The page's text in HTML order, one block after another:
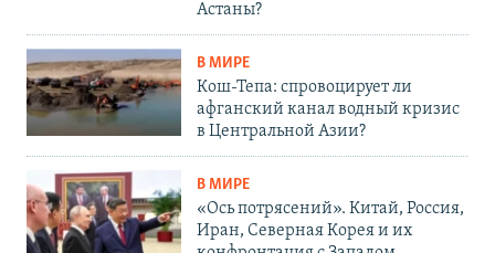
Астаны?
В МИРЕ
Кош-Тепа: спровоцирует ли
афганский канал водный кризис
в Центральной Азии?
В МИРЕ
«Ось потрясений». Китай, Россия,
Иран, Северная Корея и их